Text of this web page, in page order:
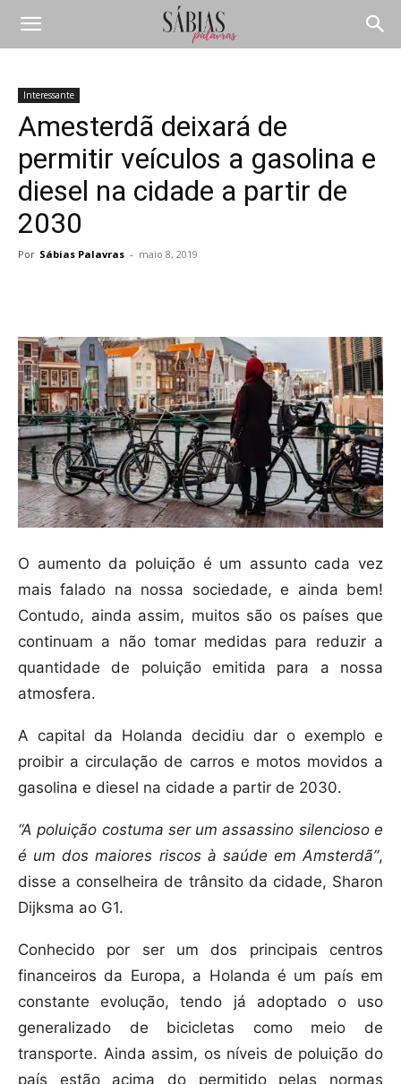
Interessante
Amesterdã deixará de
permitir veículos a gasolina e
diesel na cidade a partir de
2030
Por Sábias Palavras - maio 8, 2019
O aumento da poluição é um assunto cada vez
mais falado na nossa sociedade, e ainda bem!
Contudo, ainda assim, muitos são os países que
continuam a não tomar medidas para reduzir a
quantidade de poluição emitida para a nossa
atmosfera.
A capital da Holanda decidiu dar o exemplo e
proibir a circulação de carros e motos movidos a
gasolina e diesel na cidade a partir de 2030.
“A poluição costuma ser um assassino silencioso e
é um dos maiores riscos à saúde em Amsterdã”,
disse a conselheira de trânsito da cidade, Sharon
Dijksma ao G1.
Conhecido por ser um dos principais centros
financeiros da Europa, a Holanda é um país em
constante evolução, tendo já adoptado o uso
generalizado de bicicletas como meio de
transporte. Ainda assim, os níveis de poluição do
país estão acima do permitido pelas normas